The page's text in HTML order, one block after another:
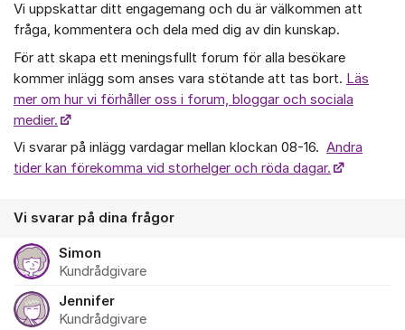
Vi uppskattar ditt engagemang och du är välkommen att
fråga, kommentera och dela med dig av din kunskap.
För att skapa ett meningsfullt forum för alla besökare
kommer inlägg som anses vara stötande att tas bort. Läs
mer om hur vi förhåller oss i forum, bloggar och sociala
medier.
Vi svarar på inlägg vardagar mellan klockan 08-16. Andra
tider kan förekomma vid storhelger och röda dagar.
Vi svarar på dina frågor
Simon
Kundrådgivare
Jennifer
Kundrådgivare